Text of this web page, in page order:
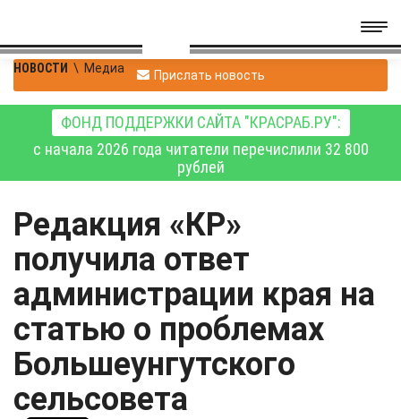
НОВОСТИ \ Медиа Прислать новость
ФОНД ПОДДЕРЖКИ САЙТА "КРАСРАБ.РУ":
с начала 2026 года читатели перечислили 32 800
рублей
Редакция «КР»
получила ответ
администрации края на
статью о проблемах
Большеунгутского
сельсовета